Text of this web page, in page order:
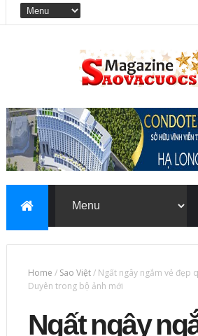
Home / Sao Việt/ Ngất ngây ngắm vẻ đẹp
Duyên trong bộ ảnh mới
Ngất ngây